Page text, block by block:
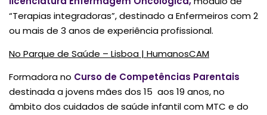
“Terapias integradoras”, destinado a Enfermeiros com 2
ou mais de 3 anos de experiência profissional.
No Parque de Saúde – Lisboa | HumanosCAM
Formadora no Curso de Competências Parentais
destinada a jovens mães dos 15 aos 19 anos, no
âmbito dos cuidados de saúde infantil com MTC e do